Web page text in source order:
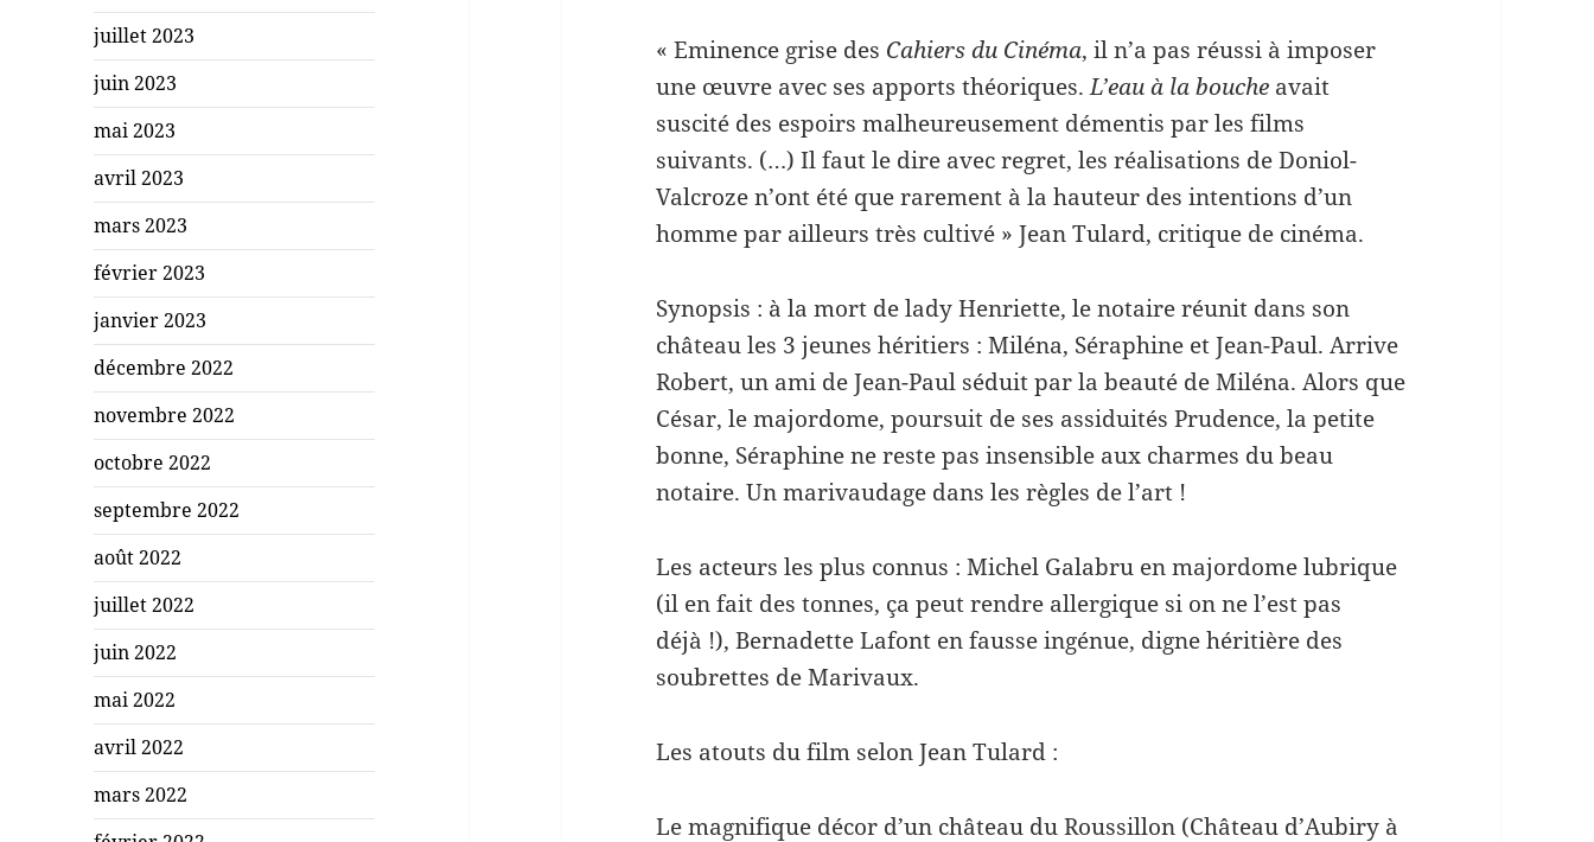
juillet 2023
juin 2023
mai 2023
avril 2023
mars 2023
février 2023
janvier 2023
décembre 2022
novembre 2022
octobre 2022
septembre 2022
août 2022
juillet 2022
juin 2022
mai 2022
avril 2022
mars 2022
« Eminence grise des Cahiers du Cinéma, il n’a pas réussi à imposer
une œuvre avec ses apports théoriques.L’eau à la bouche avait
suscité des espoirs malheureusement démentis par les films
suivants. (…) Il faut le dire avec regret, les réalisations de Doniol-
Valcroze n’ont été que rarement à la hauteur des intentions d’un
homme par ailleurs très cultivé » Jean Tulard, critique de cinéma.
Synopsis : à la mort de lady Henriette, le notaire réunit dans son
château les 3 jeunes héritiers : Miléna, Séraphine et Jean-Paul. Arrive
Robert, un ami de Jean-Paul séduit par la beauté de Miléna. Alors que
César, le majordome, poursuit de ses assiduités Prudence, la petite
bonne, Séraphine ne reste pas insensible aux charmes du beau
notaire. Un marivaudage dans les règles de l’art !
Les acteurs les plus connus : Michel Galabru en majordome lubrique
(il en fait des tonnes, ça peut rendre allergique si on ne l’est pas
déjà !), Bernadette Lafont en fausse ingénue, digne héritière des
soubrettes de Marivaux.
Les atouts du film selon Jean Tulard :
Le magnifique décor d’un château du Roussillon (Château d’Aubiry à